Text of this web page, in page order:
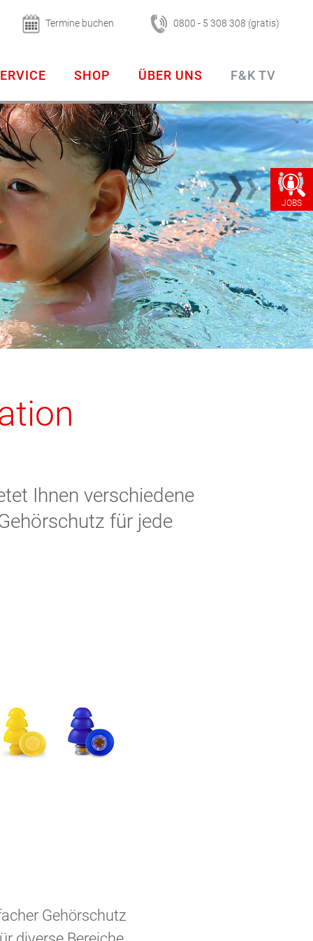
Termine buchen 0800 - 5 308 308 (gratis)
SHOP ÜBER UNS F&K TV
Ihnen verschiedene
für jede
Gehörschutz
JOBS